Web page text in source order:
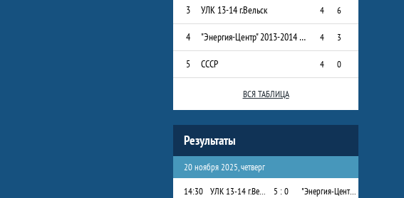
3 УЛК 13-14 г.Вельск 4 6
4 "Энергия-Центр" 2013-2014 г.р. 4 3
5 СССР 4 0
ВСЯ ТАБЛИЦА
Результаты
20 ноября 2025, четверг
14:30
УЛК 13-14 г.Вельск 5 : 0 "Энергия-Центр" 2013-2014 г.р.